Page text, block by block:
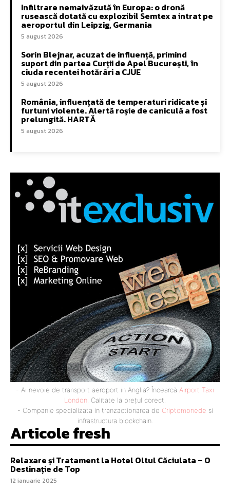
Infiltrare nemaivăzută în Europa: o dronă
rusească dotată cu explozibil Semtex a intrat pe
aeroportul din Leipzig, Germania
5 august 2026
Sorin Blejnar, acuzat de influență, primind
suport din partea Curții de Apel București, în
ciuda recentei hotărâri a CJUE
5 august 2026
România, influențată de temperaturi ridicate și
furtuni violente. Alertă roșie de caniculă a fost
prelungită. HARTĂ
5 august 2026
- Ai nevoie de transport aeroport in Anglia? Încearcă Airport Taxi
London . Calitate la prețul corect.
- Companie specializata in tranzactionarea de Criptomonede si
infrastructura blockchain.
Articole fresh
Relaxare și Tratament la Hotel Oltul Căciulata – O
Destinație de Top
12 ianuarie 2025